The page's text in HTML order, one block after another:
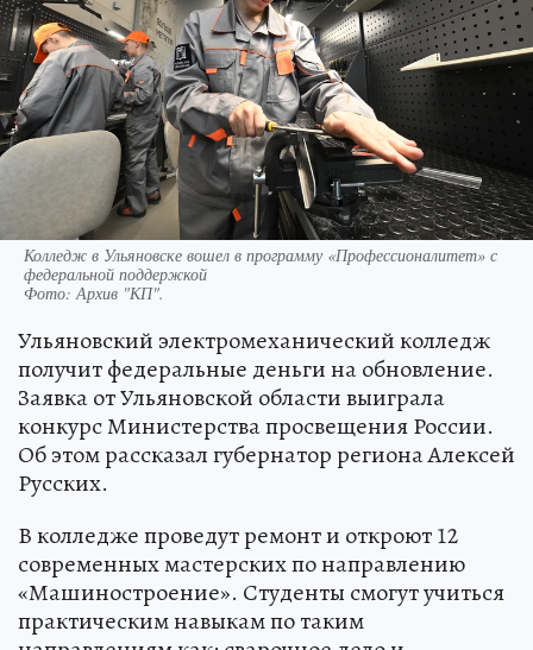
Колледж в Ульяновске вошел в программу «Профессионалитет» с
федеральной поддержкой
Фото:Архив "КП".
Ульяновский электромеханический колледж
получит федеральные деньги на обновление.
Заявка от Ульяновской области выиграла
конкурс Министерства просвещения России.
Об этом рассказал губернатор региона Алексей
Русских.
В колледже проведут ремонт и откроют 12
современных мастерских по направлению
«Машиностроение». Студенты смогут учиться
практическим навыкам по таким